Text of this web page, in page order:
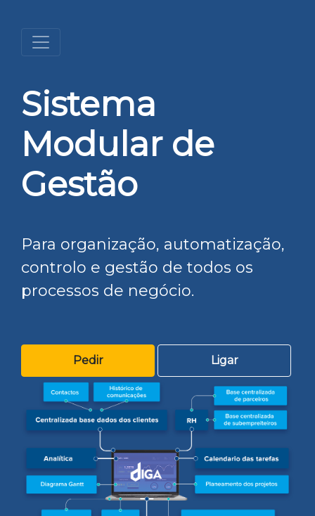
Sistema
Modular de
Gestão
Para organização, automatização,
controlo e gestão de todos os
processos de negócio.
Pedir Ligar